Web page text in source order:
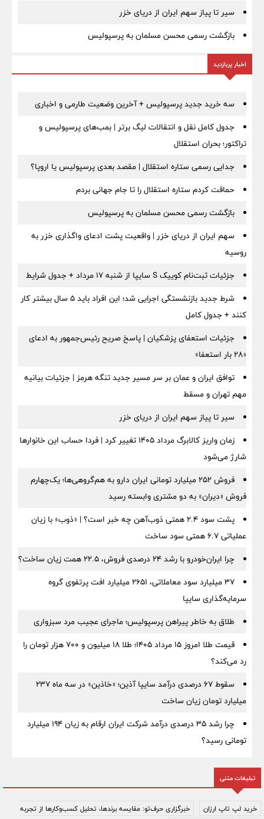
سیر تا پیاز سهم ایران از دریای خزر
بازگشت رسمی محسن مسلمان به پرسپولیس
اخبار پربازدید
سه خرید جدید پرسپولیس + آخرین وضعیت طارمی و اخباری
جدول کامل نقل و انتقالات لیگ برتر | بمب‌های پرسپولیس و
تراکتور؛ بحران استقلال
جدایی رسمی ستاره استقلال | مقصد بعدی پرسپولیس یا اروپا؟
حماقت کردم ستاره استقلال را تا جام جهانی بردم
بازگشت رسمی محسن مسلمان به پرسپولیس
سهم ایران از دریای خزر | واقعیت پشت ادعای واگذاری خزر به
روسیه
جزئیات ثبت‌نام کوییک S سایپا از شنبه ۱۷ مرداد + جدول شرایط
شرط جدید بازنشستگی اجرایی شد؛ این افراد باید ۵ سال بیشتر کار
کنند + جدول کامل
جزئیات استعفای پزشکیان | پاسخ صریح رئیس‌جمهور به ادعای
«۲۸ بار استعفا»
توافق ایران و عمان بر سر مسیر جدید تنگه هرمز | جزئیات بیانیه
مهم تهران و مسقط
سیر تا پیاز سهم ایران از دریای خزر
زمان واریز کالابرگ مرداد ۱۴۰۵ تغییر کرد | فردا حساب این خانوارها
شارژ می‌شود
فروش ۲۵۲ میلیارد تومانی ایران دارو به هم‌گروهی‌ها؛ یک‌چهارم
فروش «دیران» به دو مشتری وابسته رسید
پشت سود ۲.۴ همتی ذوب‌آهن چه خبر است؟ | «ذوب» با زیان
عملیاتی ۶.۷ همتی سود ساخت
چرا ایران‌خودرو با رشد ۲۴ درصدی فروش، ۲۲.۵ همت زیان ساخت؟
۳۷ میلیارد سود معاملاتی، ۲۶۵۱ میلیارد افت پرتفوی گروه
سرمایه‌گذاری سایپا
طلاق به خاطر پیراهن پرسپولیس؛ ماجرای عجیب مرد سبزواری
قیمت طلا امروز ۱۵ مرداد ۱۴۰۵؛ طلا ۱۸ میلیون و ۷۰۰ هزار تومان را
رد می‌کند؟
سقوط ۶۷ درصدی درآمد سایپا آذین؛ «خاذین» در سه ماه ۲۳۷
میلیارد تومان زیان ساخت
چرا رشد ۳۵ درصدی درآمد شرکت ایران ارقام به زیان ۱۹۴ میلیارد
تومانی رسید؟
تبلیغات متنی
خرید لپ تاپ ارزان خبرگزاری حرف‌تو: مقایسه برندها، تحلیل کسب‌وکارها از تجربه